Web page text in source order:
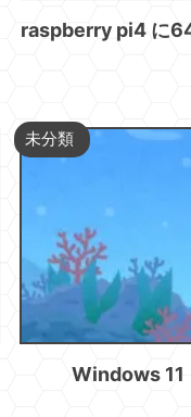
raspberry pi4 に
未分類
Windows